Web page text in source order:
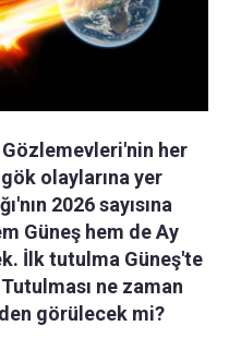
her
olaylarına yer
2026 sayısına
Güneş hem de Ay
İlk tutulma Güneş'te
ne zaman
görülecek mi?